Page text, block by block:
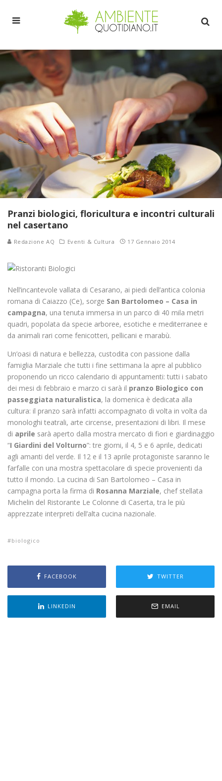
Pranzi biologici, floricultura e incontri culturali
nel casertano
Redazione AQ Eventi & Cultura 17 Gennaio 2014
Nell’incantevole vallata di Cesarano, ai piedi dell’antica colonia
romana di Caiazzo (Ce), sorge San Bartolomeo – Casa in
campagna, una tenuta immersa in un parco di 40 mila metri
quadri, popolata da specie arboree, esotiche e mediterranee e
da animali rari come fenicotteri, pellicani e marabù.
Un’oasi di natura e bellezza, custodita con passione dalla
famiglia Marziale che tutti i fine settimana la apre al pubblico
proponendo un ricco calendario di appuntamenti: tutti i sabato
dei mesi di febbraio e marzo ci sarà il pranzo Biologico con
passeggiata naturalistica, la domenica è dedicata alla
cultura: il pranzo sarà infatti accompagnato di volta in volta da
monologhi teatrali, arte circense, presentazioni di libri. Il mese
di aprile sarà aperto dalla mostra mercato di fiori e giardinaggio
“I Giardini del Volturno”: tre giorni, il 4, 5 e 6 aprile, dedicati
agli amanti del verde. Il 12 e il 13 aprile protagoniste saranno le
farfalle con una mostra spettacolare di specie provenienti da
tutto il mondo. La cucina di San Bartolomeo – Casa in
campagna porta la firma di Rosanna Marziale, chef stellata
Michelin del Ristorante Le Colonne di Caserta, tra le più
apprezzate interpreti dell’alta cucina nazionale.
biologico
FACEBOOK TWITTER
LINKEDIN EMAIL